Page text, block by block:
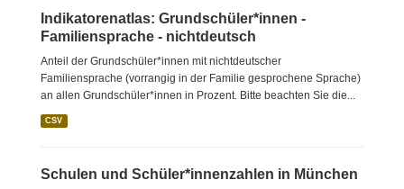
Indikatorenatlas: Grundschüler*innen -
Familiensprache - nichtdeutsch
Anteil der Grundschüler*innen mit nichtdeutscher
Familiensprache (vorrangig in der Familie gesprochene Sprache)
an allen Grundschüler*innen in Prozent. Bitte beachten Sie die...
CSV
Schulen und Schüler*innenzahlen in München